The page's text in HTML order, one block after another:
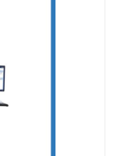
高速贴片机